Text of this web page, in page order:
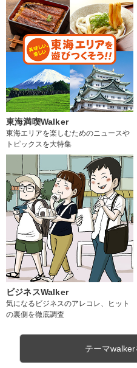
東海満喫Walker
東海エリアを楽しむためのニュースや
トピックスを大特集
ビジネスWalker
気になるビジネスのアレコレ、ヒット
の裏側を徹底調査
テーマ